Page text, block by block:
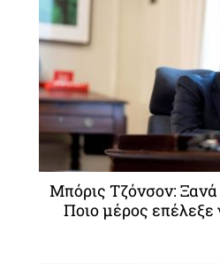
Μπόρις Τζόνσον:
Ποιο μέρος επέλεξε